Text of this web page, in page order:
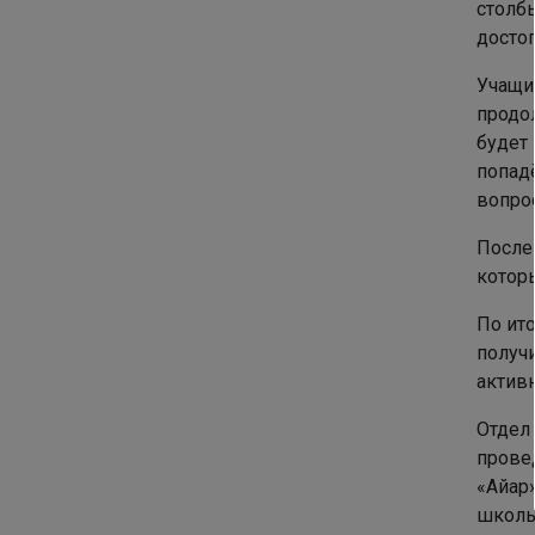
будет
После
По
Отдел